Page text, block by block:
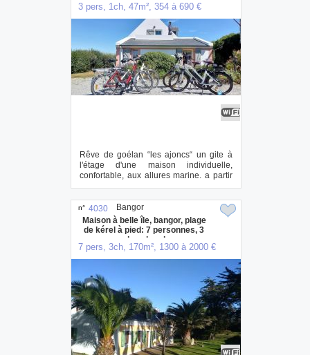
3 pers, 1ch, 47m², 354 à 690 €
Rêve de goélan “les ajoncs“ un gite à
l'étage d'une maison individuelle,
confortable, aux allures marine. a partir
de 5...
n° 4030
Maison à belle île, bangor, plage
de kérel à pied: 7 personnes, 3
grandes chambres
7 pers, 3ch, 170m², 1300 à 2000 €
Bangor